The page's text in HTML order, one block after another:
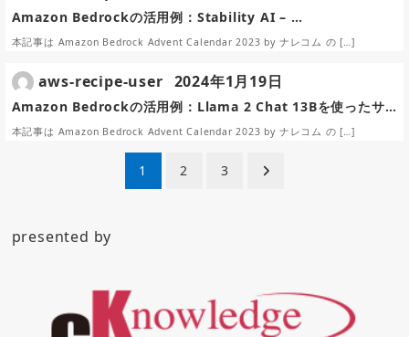
Amazon Bedrockの活用例：Stability AI – …
本記事は Amazon Bedrock Advent Calendar 2023 by ナレコム の […]
Amazon Bedrockの活用例：Llama 2 Chat 13Bを使ったサ…
本記事は Amazon Bedrock Advent Calendar 2023 by ナレコム の […]
aws-recipe-user 2024年1月19日
ビ
1 2 3
presented by